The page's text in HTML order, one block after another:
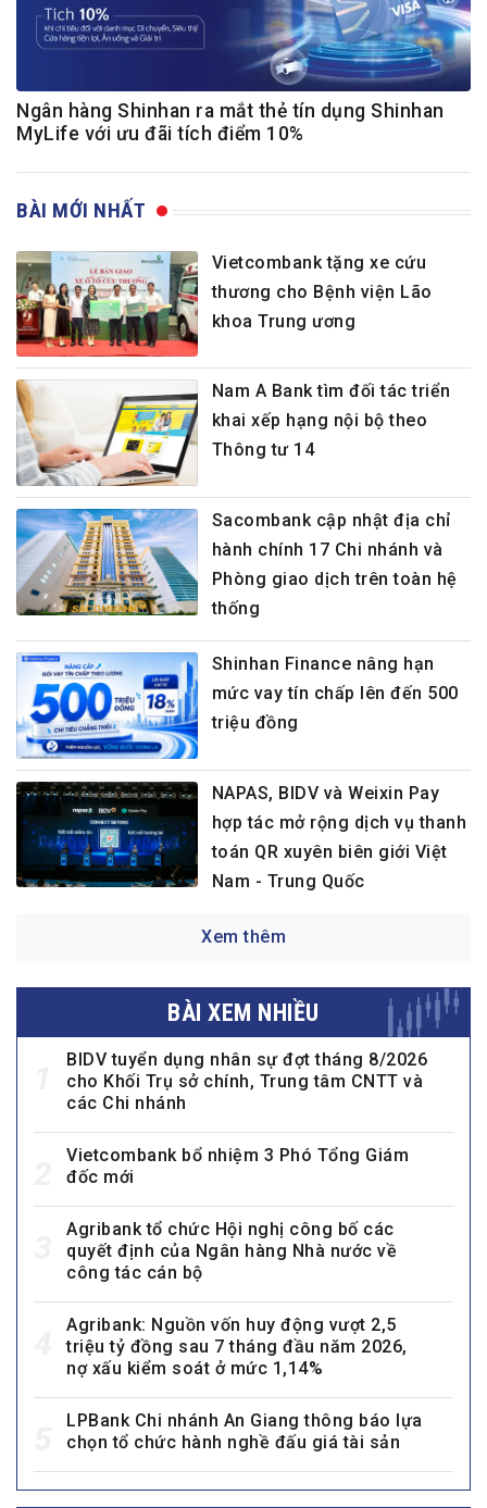
Ngân hàng Shinhan ra mắt thẻ tín dụng Shinhan
MyLife với ưu đãi tích điểm 10%
BÀI MỚI NHẤT
Vietcombank tặng xe cứu
thương cho Bệnh viện Lão
khoa Trung ương
Nam A Bank tìm đối tác triển
khai xếp hạng nội bộ theo
Thông tư 14
Sacombank cập nhật địa chỉ
hành chính 17 Chi nhánh và
Phòng giao dịch trên toàn hệ
thống
Shinhan Finance nâng hạn
mức vay tín chấp lên đến 500
triệu đồng
NAPAS, BIDV và Weixin Pay
hợp tác mở rộng dịch vụ thanh
toán QR xuyên biên giới Việt
Nam - Trung Quốc
Xem thêm
BÀI XEM NHIỀU
BIDV tuyển dụng nhân sự đợt tháng 8/2026
cho Khối Trụ sở chính, Trung tâm CNTT và
các Chi nhánh
Vietcombank bổ nhiệm 3 Phó Tổng Giám
đốc mới
Agribank tổ chức Hội nghị công bố các
quyết định của Ngân hàng Nhà nước về
công tác cán bộ
Agribank: Nguồn vốn huy động vượt 2,5
triệu tỷ đồng sau 7 tháng đầu năm 2026,
nợ xấu kiểm soát ở mức 1,14%
LPBank Chi nhánh An Giang thông báo lựa
chọn tổ chức hành nghề đấu giá tài sản